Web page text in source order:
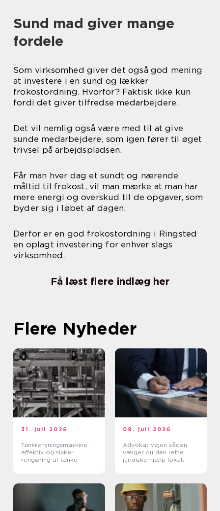
Sund mad giver mange
fordele
Som virksomhed giver det også god mening
at investere i en sund og lækker
frokostordning. Hvorfor? Faktisk ikke kun
fordi det giver tilfredse medarbejdere.
Det vil nemlig også være med til at give
sunde medarbejdere, som igen fører til øget
trivsel på arbejdspladsen.
Får man hver dag et sundt og nærende
måltid til frokost, vil man mærke at man har
mere energi og overskud til de opgaver, som
byder sig i løbet af dagen.
Derfor er en god frokostordning i Ringsted
en oplagt investering for enhver slags
virksomhed.
Få læst flere indlæg her
Flere Nyheder
31. juli 2026
Tankrensningsmaskine:
effektiv og sikker
rengøring af tanke
09. juli 2026
Advokat vejen sådan
vælger du den rette
juridiske hjælp lokalt